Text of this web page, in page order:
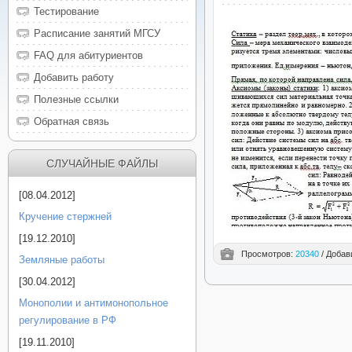
Просмотров: 20340 /
Тестирование
Расписание занятий МГСУ
FAQ для абитуриентов
Добавить работу
Полезные ссылки
Обратная связь
СЛУЧАЙНЫЕ ФАЙЛЫ
[08.04.2012]
Кручение стержней
[19.12.2010]
Земляные работы
[30.04.2012]
Монополии и антимонопольное
регулирование в РФ
[19.11.2010]